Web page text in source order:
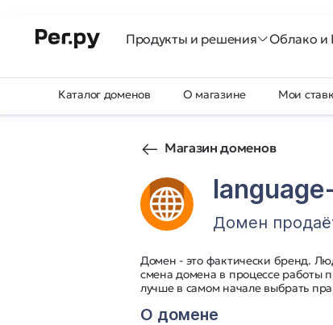
Продукты и решения Облако и
Каталог доменов О магазине Мои
Магазин доменов
Домен
Домен - это фактически бренд.
смена домена в процессе работы
лучше в самом начале выбрать
О домене